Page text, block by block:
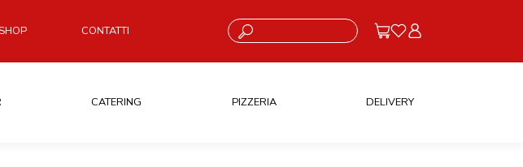
SHOP CONTATTI Cosa stai cercando?
CATERING PIZZERIA DELIVERY